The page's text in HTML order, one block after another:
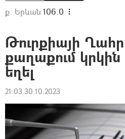
ք. Երևան 106.0
Թուրքիայի
քաղաքում
եղել
21:03 30.10.2023